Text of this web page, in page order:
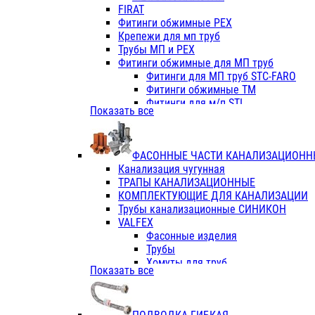
Фитинги ПП белые
Фитинги ПП белые
Фитинги ППс металл.белые
VALFEX
Трубы PE-RT
Трубы ПП водопровод белые
Трубы ПП водопровод серые
Трубы армированные
Трубы армированные
Фитинги с металл. серые
Фитинги ПП (серые)
Фитинги ПП белые
Краны
Фитинги ПП (белые)
Фитинги ПП с металлом белые
ПК КОНТУР
Краны полипропиленовые
Трубы полипропиленивые
FIRAT
Фитинги обжимные PEX
Крепежи для мп труб
Трубы МП и PEX
Фитинги обжимные для МП труб
Фитинги для МП труб STC-FARO
Фитинги обжимные ТМ
Фитинги для м/п STI
Фитинги для МП труб TITAN
TK
VALFEX
Показать все
ФАСОННЫЕ ЧАСТИ
Канализация чугунная
ТРАПЫ КАНАЛИЗАЦИОННЫЕ
КОМПЛЕКТУЮЩИЕ ДЛЯ КАНАЛИЗАЦИИ
Трубы канализационные СИНИКОН
VALFEX
Фасонные изделия
Трубы
Хомуты для труб
ПВХ (стройполимер)
Показать все